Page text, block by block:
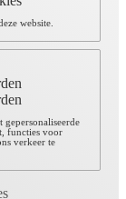
website.
functies voor
verkeer te